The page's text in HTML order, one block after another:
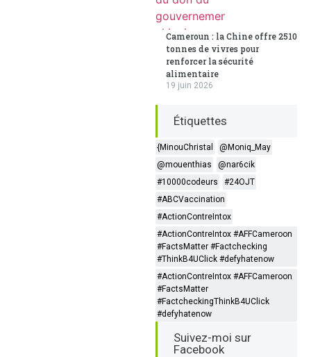
Cameroun : la Chine offre 2510
tonnes de vivres pour
renforcer la sécurité
alimentaire
19 juin 2026
Étiquettes
{MinouChristal
@Moniq_May
@mouenthias
@nar6cik
#10000codeurs
#24OJT
#ABCVaccination
#ActionContreIntox
#ActionContreIntox #AFFCameroon
#FactsMatter #Factchecking
#ThinkB4UClick #defyhatenow
#ActionContreIntox #AFFCameroon
#FactsMatter
#FactcheckingThinkB4UClick
#defyhatenow
Suivez-moi sur
Facebook